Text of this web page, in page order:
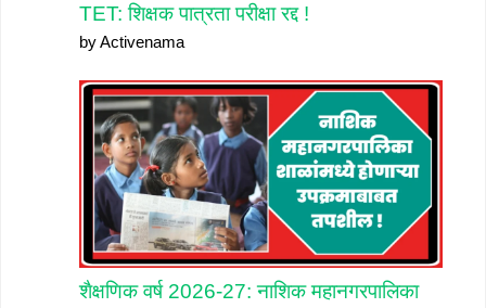
TET: शिक्षक पात्रता परीक्षा रद्द !
by Activenama
शैक्षणिक वर्ष 2026-27: नाशिक महानगरपालिका